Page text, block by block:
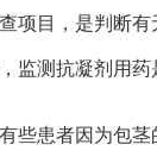
项目，是判断有
监测抗凝剂用药
些患者因为包茎